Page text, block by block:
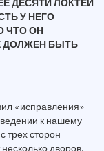
ДЕСЯТИ ЛОКТЕЙ
У НЕГО
ЧТО ОН
ДОЛЖЕН БЫТЬ
«исправления»
к нашему
трех сторон
дворов.